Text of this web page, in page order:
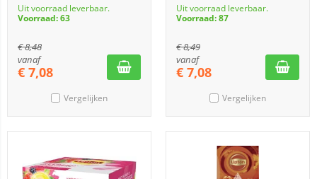
Uit voorraad leverbaar.
Voorraad: 63
€8,48
vanaf
€ 7,08
Vergelijken
Uit voorraad leverbaar.
Voorraad: 87
€8,49
vanaf
€ 7,08
Vergelijken